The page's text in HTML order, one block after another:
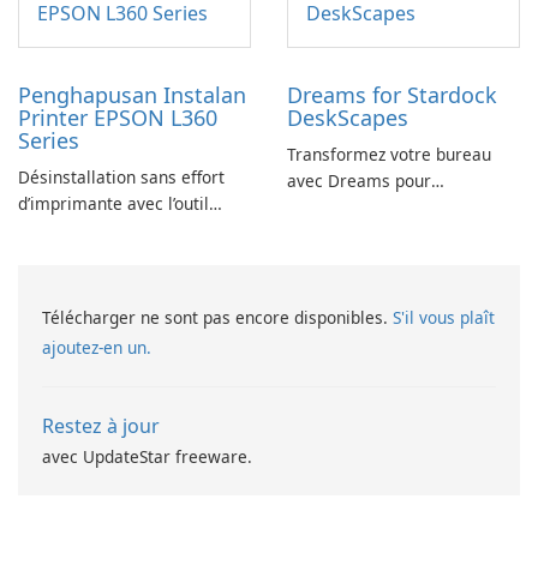
Penghapusan Instalan
Printer EPSON L360
Series
Désinstallation sans effort
d’imprimante avec l’outil
Dreams for Stardock
DeskScapes
Transformez votre bureau
avec Dreams pour
Télécharger ne sont pas encore disponibles. S'il vous plaît
ajoutez-en un.
Restez à jour
avec UpdateStar freeware.